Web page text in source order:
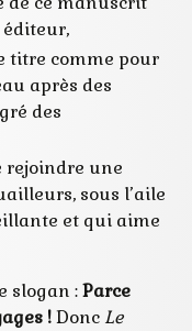
titre comme pour
après des
des
rejoindre une
sous l’aile
et qui aime
slogan :Parce
!Donc Le